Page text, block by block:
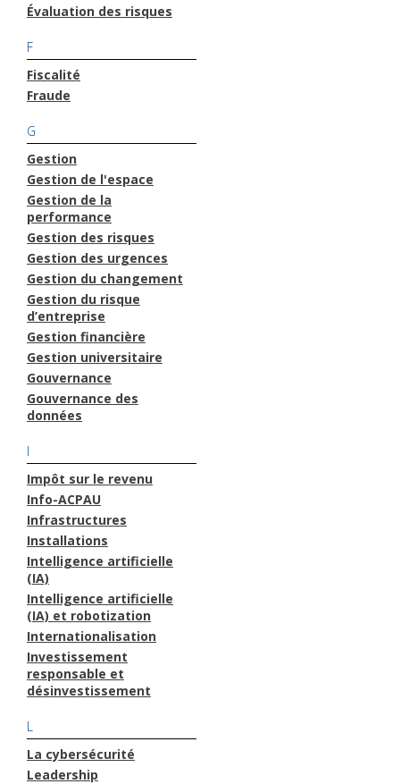
Évaluation des risques
F
Fiscalité
Fraude
G
Gestion
Gestion de l'espace
Gestion de la
performance
Gestion des risques
Gestion des urgences
Gestion du changement
Gestion du risque
d’entreprise
Gestion financière
Gestion universitaire
Gouvernance
Gouvernance des
données
I
Impôt sur le revenu
Info-ACPAU
Infrastructures
Installations
Intelligence artificielle
(IA)
Intelligence artificielle
(IA) et robotization
Internationalisation
Investissement
responsable et
désinvestissement
L
La cybersécurité
Leadership